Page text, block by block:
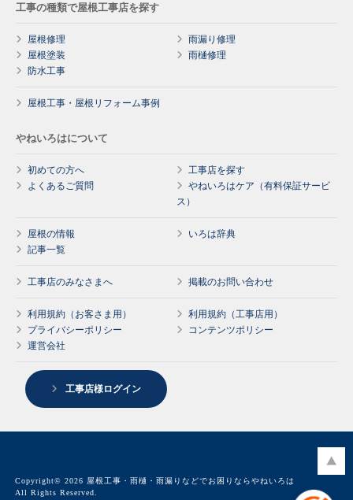
工事の種類で屋根工事店を探す
屋根修理
雨漏り修理
屋根塗装
雨樋修理
防水工事
屋根工事・屋根リフォーム事例
やねいろはについて
初めての方へ
工事店を探す
よくあるご質問
やねいろはケア（有料保証サービ
ス）
屋根の情報
いろは辞典
記事一覧
工事店のみなさまへ 掲載のお問い合わせ
利用規約（お客さま用）
利用規約（工事店用）
プライバシーポリシー
コンテンツポリシー
運営会社
工事店様ログイン
Copyright© 2026 屋根工事・雨樋・雨漏りなどでお困りならやねいろは
All Rights Reserved.